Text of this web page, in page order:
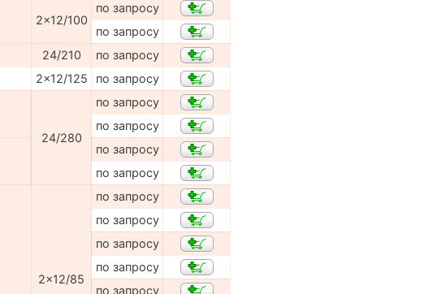
2x12/100
по запросу
по запросу
24/210
по запросу
2x12/125
по запросу
24/280
по запросу
по запросу
по запросу
по запросу
2x12/85
по запросу
по запросу
по запросу
по запросу
по запросу